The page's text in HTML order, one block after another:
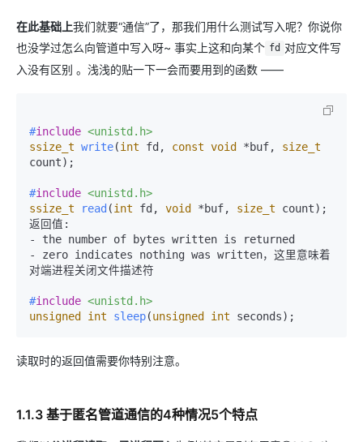
在此基础上我们就要“通信”了，那我们用什么测试写入呢？你说你
也没学过怎么向管道中写入呀~ 事实上这和向某个 fd 对应文件写
入没有区别 。浅浅的贴一下一会而要用到的函数 ——
#include <unistd.h>
ssize_t write(int fd, const void *buf, size_t
count) ;
#include <unistd.h>
ssize_t
read (int fd, void *buf, size_t count) ;
返回值:
- the number of bytes written is returned
- zero indicates nothing was written，这里意味着
对端进程关闭文件描述符
#include <unistd.h>
unsigned int sleep(unsigned int seconds) ;
读取时的返回值需要你特别注意。
1.1.3 基于匿名管道通信的4种情况5个特点